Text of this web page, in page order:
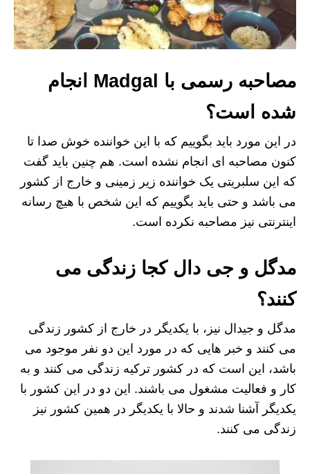
مصاحبه رسمی با Madgal انجام
شده است؟
در این مورد باید بگوییم که با این خواننده خوش صدا تا
کنون مصاحبه ای انجام نشده است. هم چنین باید گفت
که این سلبریتی یک خواننده زیر زمینی و خارج از کشور
می باشد و حتی باید بگوییم که این شخص با هیچ رسانه
اینترنتی نیز مصاحبه نکرده است.
مدگل و جی دال کجا زندگی می
کنند؟
مدگل و جیدال نیز، با یکدیگر در خارج از کشور زندگی
می کنند و خبر هایی که در مورد این دو نفر موجود می
باشد، این است که در کشور ترکیه زندگی می کنند و به
کار و فعالیت مشغول می باشند. این دو در این کشور با
یکدیگر آشنا شدند و حالا با یکدیگر در همین کشور نیز
زندگی می کنند.